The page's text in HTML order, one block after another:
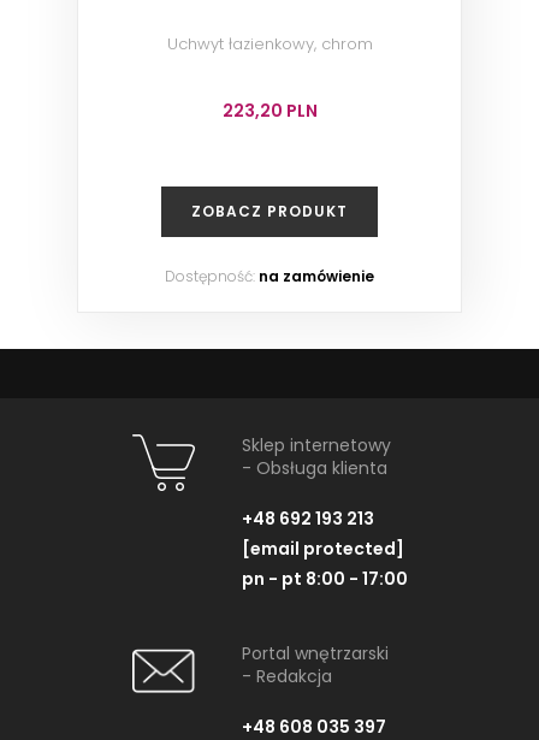
Uchwyt łazienkowy, chrom
223,20 PLN
ZOBACZ PRODUKT
Dostępność: na zamówienie
Sklep internetowy
- Obsługa klienta
+48 692 193 213
[email protected]
pn - pt 8:00 - 17:00
Portal wnętrzarski
- Redakcja
+48 608 035 397